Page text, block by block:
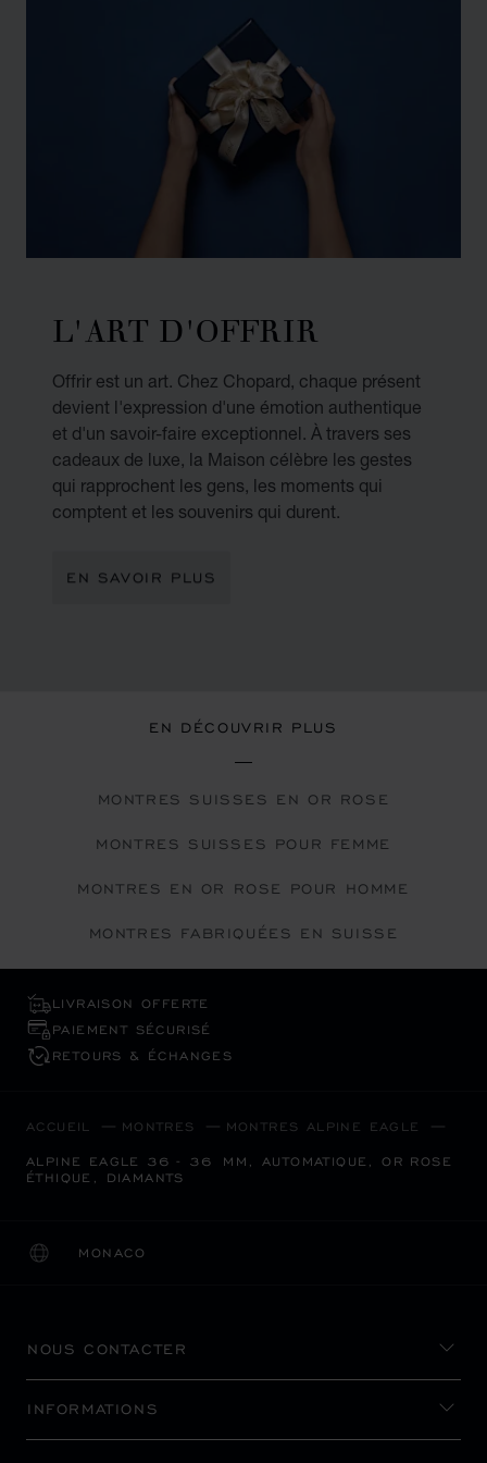
L'ART D'OFFRIR
Offrir est un art. Chez Chopard, chaque présent
devient l'expression d'une émotion authentique
et d'un savoir-faire exceptionnel. À travers ses
cadeaux de luxe, la Maison célèbre les gestes
qui rapprochent les gens, les moments qui
comptent et les souvenirs qui durent.
EN SAVOIR PLUS
EN DÉCOUVRIR PLUS
MONTRES SUISSES EN OR ROSE
MONTRES SUISSES POUR FEMME
MONTRES EN OR ROSE POUR HOMME
MONTRES FABRIQUÉES EN SUISSE
LIVRAISON OFFERTE
PAIEMENT SÉCURISÉ
RETOURS & ÉCHANGES
ACCUEIL MONTRES MONTRES ALPINE EAGLE
ALPINE EAGLE 36 - 36 MM, AUTOMATIQUE, OR ROSE
ÉTHIQUE, DIAMANTS
MONACO
LOCALISATION (CHANGER DE PAYS)
CHANGER DE PAYS
NOUS CONTACTER
INFORMATIONS